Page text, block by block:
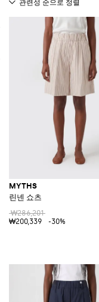
MYTHS
린넨 쇼츠
₩286,201
₩200,339
-30%